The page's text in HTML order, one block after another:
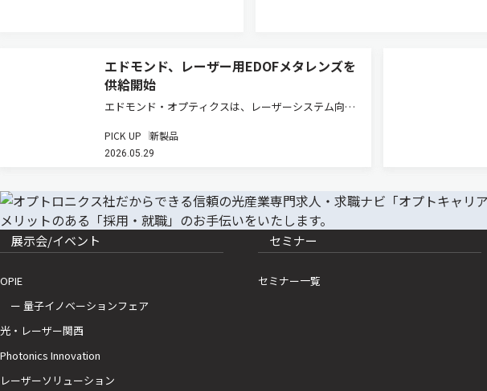
エドモンド、レーザー用EDOFメタレンズを
供給開始
エドモンド・オプティクスは、レーザーシステム向け
始した（製品ページ）。これまで高度なメタオプティ
クスは、その専門性の高さからカスタム開発による対
PICK UP 新製品
2026.05.29
展示会/イベント
OPIE
ー 量子イノベーションフェア
光・レーザー関西
Photonics Innovation
レーザーソリューション
セミナー
セミナー一覧